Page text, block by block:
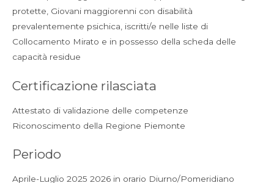
protette, Giovani maggiorenni con disabilità
prevalentemente psichica, iscritti/e nelle liste di
Collocamento Mirato e in possesso della scheda delle
capacità residue
Certificazione rilasciata
Attestato di validazione delle competenze
Riconoscimento della Regione Piemonte
Periodo
Aprile-Luglio 2025 2026 in orario Diurno/Pomeridiano